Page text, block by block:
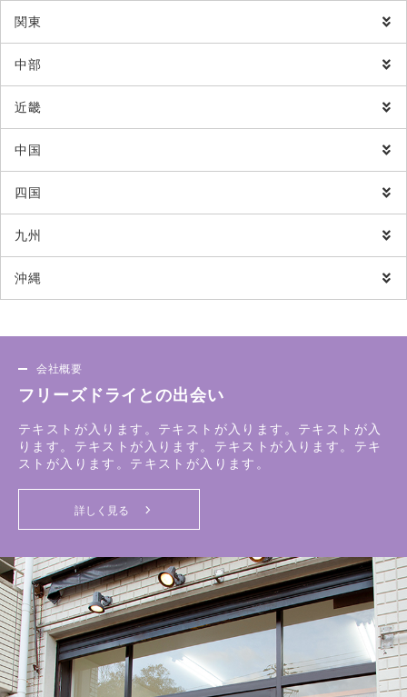
関東
中部
近畿
中国
四国
九州
沖縄
会社概要
フリーズドライとの出会い
テキストが入ります。テキストが入ります。テキストが入
ります。テキストが入ります。テキストが入ります。テキ
ストが入ります。テキストが入ります。
詳しく見る